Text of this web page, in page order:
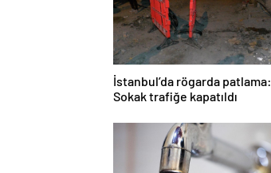
İstanbul’da rögarda patlama:
Sokak trafiğe kapatıldı